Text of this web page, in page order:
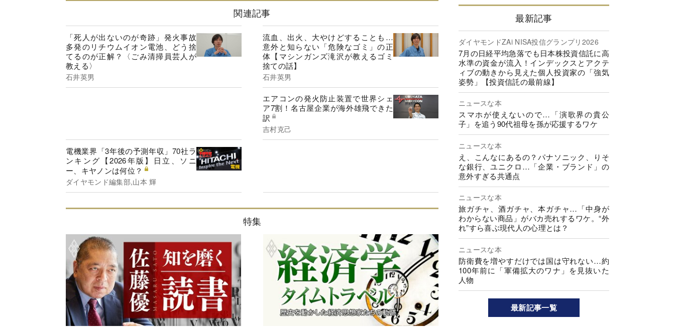
関連記事
「死人が出ないのが奇跡」発火事故
多発のリチウムイオン電池、どう捨
てるのが正解？〈ごみ清掃員芸人が
教える〉
石井英男
流血、出火、大やけどすることも…
意外と知らない「危険なゴミ」の正
体【マシンガンズ滝沢が教えるゴミ
捨ての話】
石井英男
エアコンの発火防止装置で世界シェ
ア7割！名古屋企業が海外雄飛できた
訳
吉村克己
電機業界「3年後の予測年収」70社ラ
ンキング【2026年版】日立、ソニ
ー、キヤノンは何位？
ダイヤモンド編集部,山本 輝
特集
最新記事
ダイヤモンドZAi NISA投信グランプリ2026
7月の日経平均急落でも日本株投資信託に高
水準の資金が流入！インデックスとアクテ
ィブの動きから見えた個人投資家の「強気
姿勢」【投資信託の最前線】
ニュースな本
スマホが使えないので…「演歌界の貴公
子」を追う90代祖母を孫が応援するワケ
ニュースな本
え、こんなにあるの？パナソニック、りそ
な銀行、ユニクロ…「企業・ブランド」の
意外すぎる共通点
ニュースな本
旅ガチャ、酒ガチャ、本ガチャ…「中身が
わからない商品」がバカ売れするワケ。“外
れ”すら喜ぶ現代人の心理とは？
ニュースな本
防衛費を増やすだけでは国は守れない…約
100年前に「軍備拡大のワナ」を見抜いた
人物
最新記事一覧